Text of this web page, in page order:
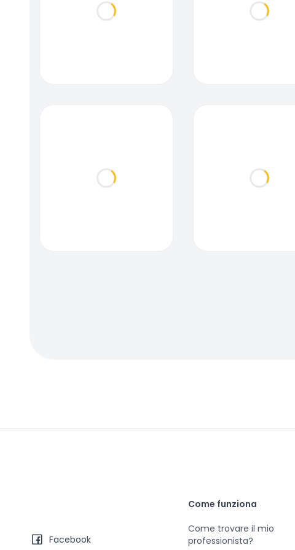
Loading... Loading...
Loading... Loading...
Facebook
Come funziona
Come trovare il mio
professionista?